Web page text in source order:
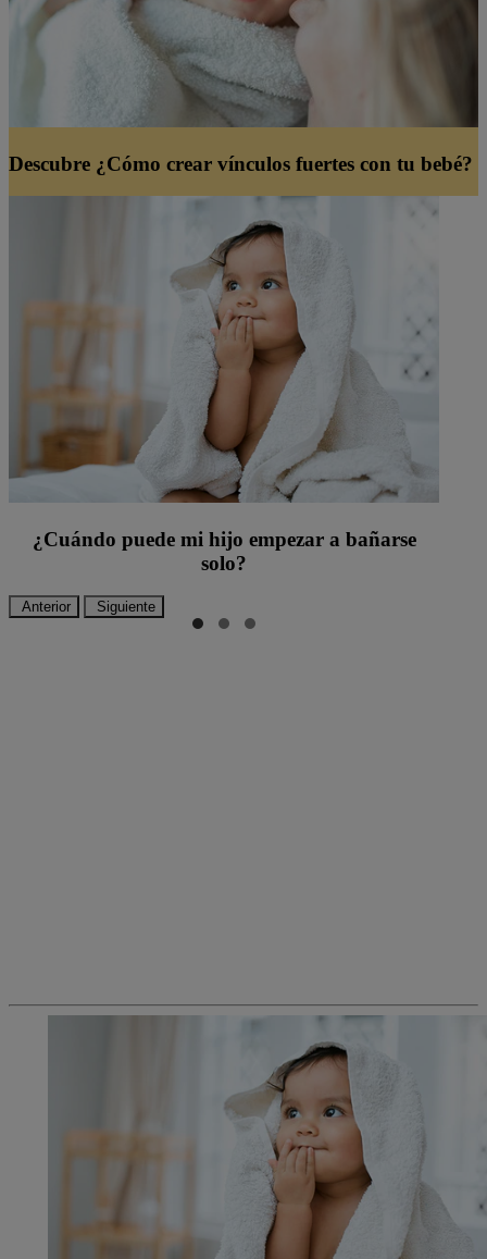
Descubre ¿Cómo crear vínculos fuertes con tu bebé?
¿Cuándo puede mi hijo empezar a bañarse
solo?
Anterior Siguiente